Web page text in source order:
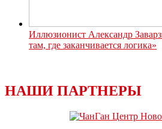
Иллюзионист Александр
там, где заканчивается логика»
НАШИ ПАРТНЕРЫ